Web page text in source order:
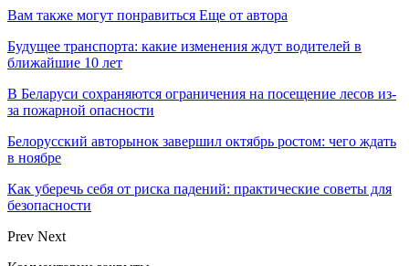
Вам также могут понравиться Еще от автора
Будущее транспорта: какие изменения ждут водителей в
ближайшие 10 лет
В Беларуси сохраняются ограничения на посещение лесов из-
за пожарной опасности
Белорусский авторынок завершил октябрь ростом: чего ждать
в ноябре
Как уберечь себя от риска падений: практические советы для
безопасности
Prev Next